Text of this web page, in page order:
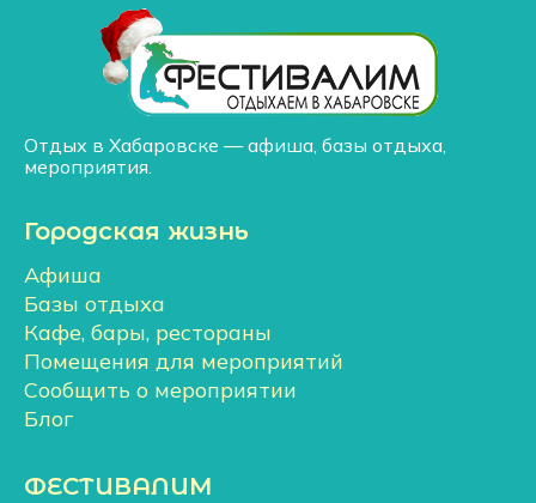
Отдых в Хабаровске — афиша, базы отдыха,
мероприятия.
Городская жизнь
Афиша
Базы отдыха
Кафе, бары, рестораны
Помещения для мероприятий
Сообщить о мероприятии
Блог
ФЕСТИВАЛИМ